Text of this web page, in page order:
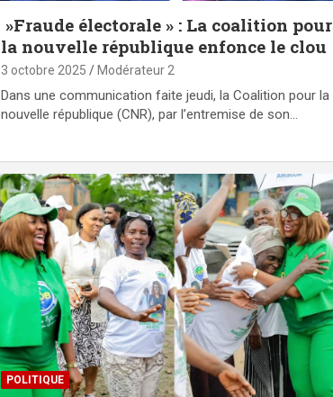
»Fraude électorale » : La coalition pour
la nouvelle république enfonce le clou
3 octobre 2025 Modérateur 2
Dans une communication faite jeudi, la Coalition pour la
nouvelle république (CNR), par l’entremise de son…
POLITIQUE